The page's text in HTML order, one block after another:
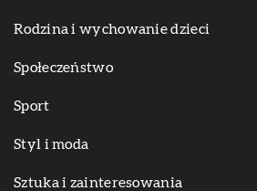
Rodzina i wychowanie dzieci
Społeczeństwo
Sport
Styl i moda
Sztuka i zainteresowania